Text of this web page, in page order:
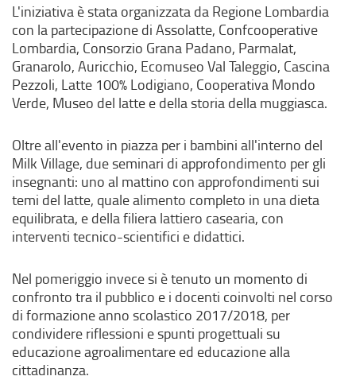
L'iniziativa è stata organizzata da Regione Lombardia
con la partecipazione di Assolatte, Confcooperative
Lombardia, Consorzio Grana Padano, Parmalat,
Granarolo, Auricchio, Ecomuseo Val Taleggio, Cascina
Pezzoli, Latte 100% Lodigiano, Cooperativa Mondo
Verde, Museo del latte e della storia della muggiasca.
Oltre all'evento in piazza per i bambini all'interno del
Milk Village, due seminari di approfondimento per gli
insegnanti: uno al mattino con approfondimenti sui
temi del latte, quale alimento completo in una dieta
equilibrata, e della filiera lattiero casearia, con
interventi tecnico-scientifici e didattici.
Nel pomeriggio invece si è tenuto un momento di
confronto tra il pubblico e i docenti coinvolti nel corso
di formazione anno scolastico 2017/2018, per
condividere riflessioni e spunti progettuali su
educazione agroalimentare ed educazione alla
cittadinanza.